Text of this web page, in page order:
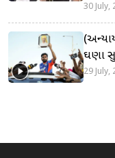
30 July,
ઘણા
29 July,